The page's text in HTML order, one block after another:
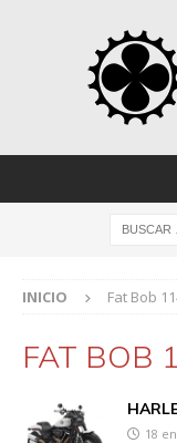
INICIO Fat Bob
FAT BOB
18